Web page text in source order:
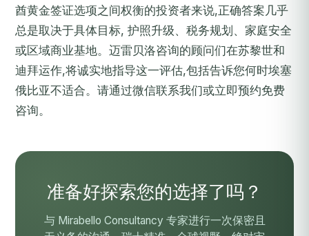
酋黄金签证选项之间权衡的投资者来说,正确答案几乎
总是取决于具体目标, 护照升级、税务规划、家庭安全
或区域商业基地。迈雷贝洛咨询的顾问们在苏黎世和
迪拜运作,将诚实地指导这一评估,包括告诉您何时埃塞
俄比亚不适合。请通过微信联系我们或立即预约免费
咨询。
准备好探索您的选择了吗？
与 Mirabello Consultancy 专家进行一次保密且